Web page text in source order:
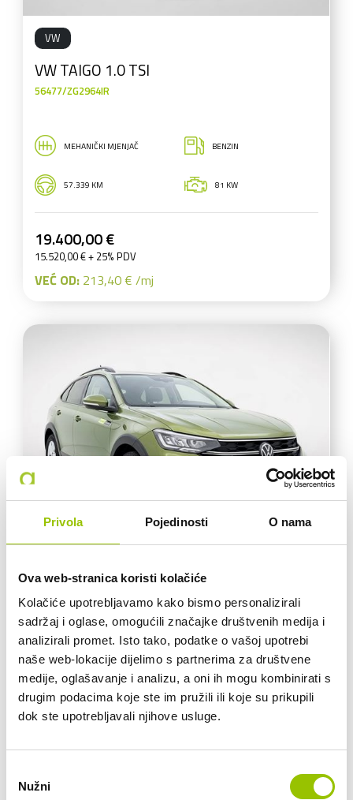
Privola Pojedinosti O nama
Ova web-stranica koristi kolačiće
Kolačiće upotrebljavamo kako bismo personalizirali
sadržaj i oglase, omogućili značajke društvenih medija i
analizirali promet. Isto tako, podatke o vašoj upotrebi
naše web-lokacije dijelimo s partnerima za društvene
medije, oglašavanje i analizu, a oni ih mogu kombinirati s
drugim podacima koje ste im pružili ili koje su prikupili
dok ste upotrebljavali njihove usluge.
pristanka
Nužni
VW
VW TAIGO 1.0 TSI
56477/ZG2964IR
MEHANIČKI MJENJAČ BENZIN
57.339 KM 81 KW
19.400,00 €
15.520,00 € + 25% PDV
VEĆ OD: 213,40 € /mj
VW
VW TAIGO 1.0 TSI AT
58345/RI6345T
AUTOMATSKI MJENJAČ BENZIN
92.624 KM 81 KW
25.700,00 €
20.560,00 € + 25% PDV